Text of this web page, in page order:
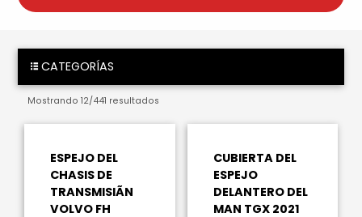
CATEGORÍAS
Mostrando12/441 resultados
ESPEJO DEL
CHASIS DE
TRANSMISIÃN
VOLVO FH
CUBIERTA DEL
ESPEJO
DELANTERO DEL
MAN TGX 2021